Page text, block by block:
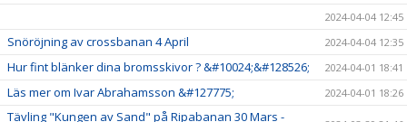
2024-04-04 12:45
Snöröjning av crossbanan 4 April 2024-04-04 12:35
Hur fint blänker dina bromsskivor ? &#10024;&#128526; 2024-04-01 18:41
Läs mer om Ivar Abrahamsson &#127775; 2024-04-01 18:26
Tävling "Kungen av Sand" på Ripabanan 30 Mars -